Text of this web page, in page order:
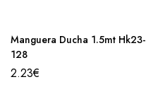
Manguera Ducha 1.5mt Hk23-
128
2.23€